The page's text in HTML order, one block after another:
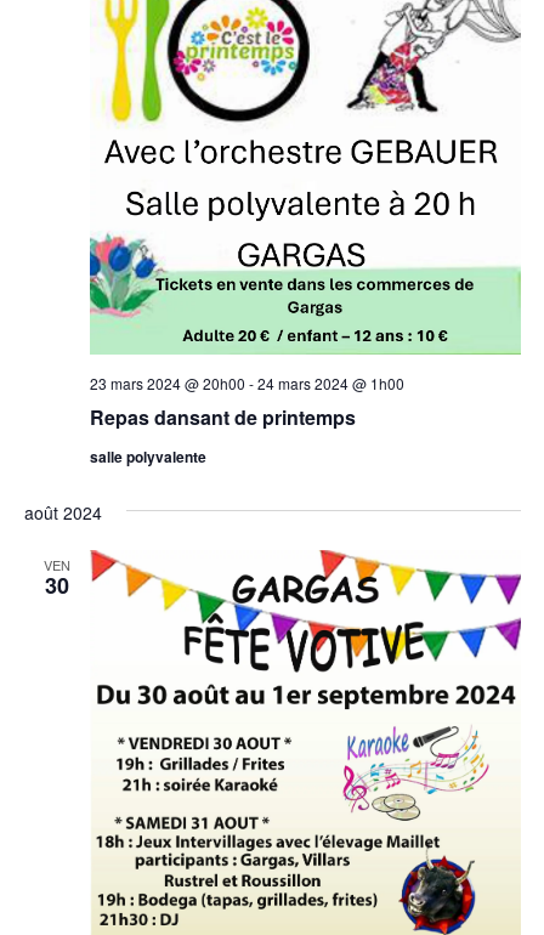
Repas dansant de printemps
23 mars 2024 @ 20h00 -24 mars 2024 @ 1h00
salle polyvalente
août 2024
VEN
30